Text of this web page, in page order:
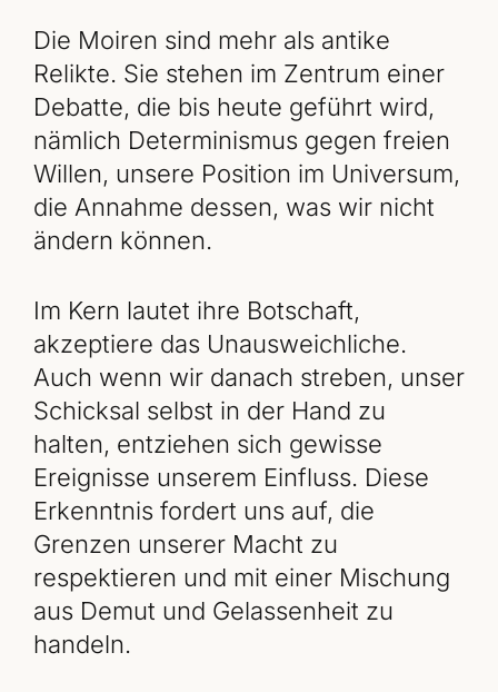
Die Moiren sind mehr als antike
Relikte. Sie stehen im Zentrum einer
Debatte, die bis heute geführt wird,
nämlich Determinismus gegen freien
Willen, unsere Position im Universum,
die Annahme dessen, was wir nicht
ändern können.
Im Kern lautet ihre Botschaft,
akzeptiere das Unausweichliche.
Auch wenn wir danach streben, unser
Schicksal selbst in der Hand zu
halten, entziehen sich gewisse
Ereignisse unserem Einfluss. Diese
Erkenntnis fordert uns auf, die
Grenzen unserer Macht zu
respektieren und mit einer Mischung
aus Demut und Gelassenheit zu
handeln.